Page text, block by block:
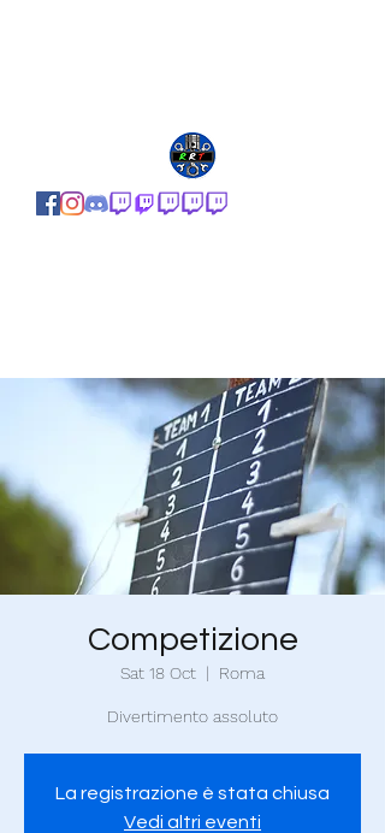
Competizione
Sat 18 Oct
  |
Roma
Divertimento assoluto
La registrazione è stata chiusa
Vedi altri eventi